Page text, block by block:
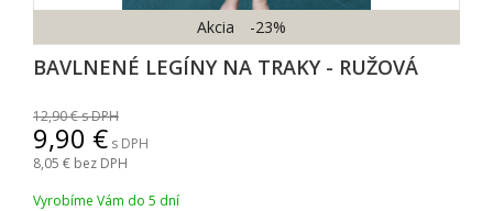
BAVLNENÉ LEGÍNY NA TRAKY - RUŽOVÁ
Akcia -23%
12,90s DPH
9,90
s DPH
8,05 bez DPH
Vyrobíme Vám do 5 dní